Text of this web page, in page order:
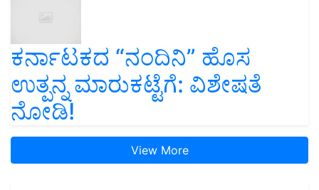
ಕರ್ನಾಟಕದ “ನಂದಿನಿ” ಹೊಸ
ಉತ್ಪನ್ನ ಮಾರುಕಟ್ಟೆಗೆ: ವಿಶೇಷತೆ
ನೋಡಿ!
View More